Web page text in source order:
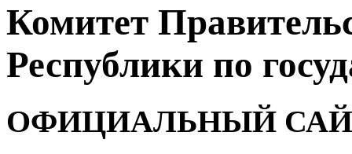
Комитет
Республики по
ОФИЦИАЛЬНЫЙ